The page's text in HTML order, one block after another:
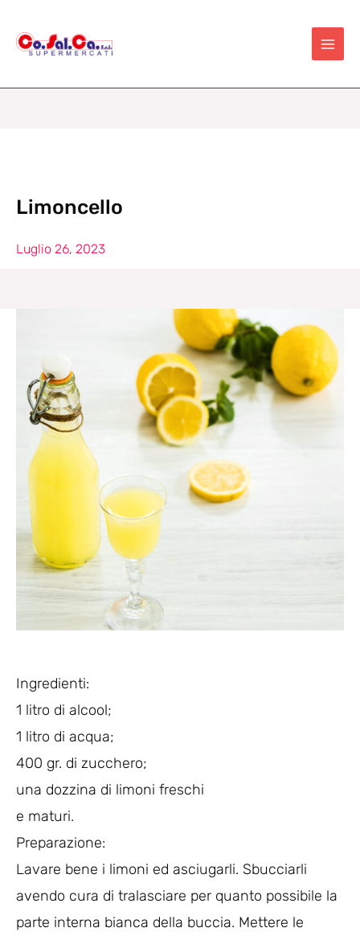
contenuto
Limoncello
Luglio 26, 2023
Ingredienti:
1 litro di alcool;
1 litro di acqua;
400 gr. di zucchero;
una dozzina di limoni freschi
e maturi.
Preparazione:
Lavare bene i limoni ed asciugarli. Sbucciarli
avendo cura di tralasciare per quanto possibile la
parte interna bianca della buccia. Mettere le